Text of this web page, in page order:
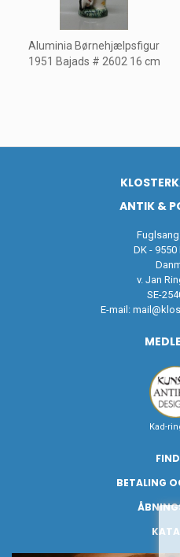
Aluminia Børnehjælpsfigur
1951 Bajads # 2602 16 cm
ANTIK &
DK -
v. Jan
SE-
E-mail:
Kad-
BETALING